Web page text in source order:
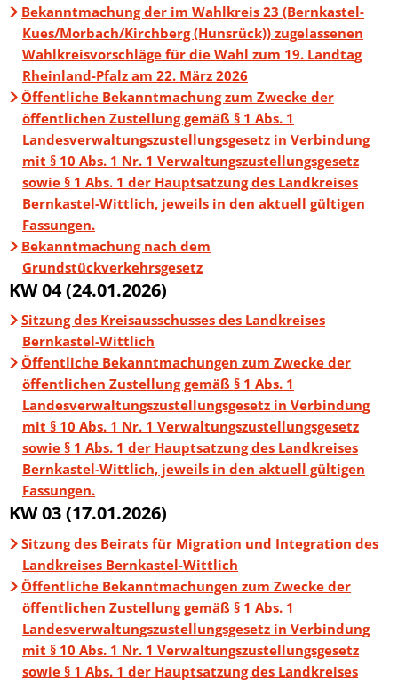
Bekanntmachung der im Wahlkreis 23 (Bernkastel-
Kues/Morbach/Kirchberg (Hunsrück)) zugelassenen
Wahlkreisvorschläge für die Wahl zum 19. Landtag
Rheinland-Pfalz am 22. März 2026
Öffentliche Bekanntmachung zum Zwecke der
öffentlichen Zustellung gemäß § 1 Abs. 1
Landesverwaltungszustellungsgesetz in Verbindung
mit § 10 Abs. 1 Nr. 1 Verwaltungszustellungsgesetz
sowie § 1 Abs. 1 der Hauptsatzung des Landkreises
Bernkastel-Wittlich, jeweils in den aktuell gültigen
Fassungen.
Bekanntmachung nach dem
Grundstückverkehrsgesetz
KW 04 (24.01.2026)
Sitzung des Kreisausschusses des Landkreises
Bernkastel-Wittlich
Öffentliche Bekanntmachungen zum Zwecke der
öffentlichen Zustellung gemäß § 1 Abs. 1
Landesverwaltungszustellungsgesetz in Verbindung
mit § 10 Abs. 1 Nr. 1 Verwaltungszustellungsgesetz
sowie § 1 Abs. 1 der Hauptsatzung des Landkreises
Bernkastel-Wittlich, jeweils in den aktuell gültigen
Fassungen.
KW 03 (17.01.2026)
Sitzung des Beirats für Migration und Integration des
Landkreises Bernkastel-Wittlich
Öffentliche Bekanntmachungen zum Zwecke der
öffentlichen Zustellung gemäß § 1 Abs. 1
Landesverwaltungszustellungsgesetz in Verbindung
mit § 10 Abs. 1 Nr. 1 Verwaltungszustellungsgesetz
sowie § 1 Abs. 1 der Hauptsatzung des Landkreises